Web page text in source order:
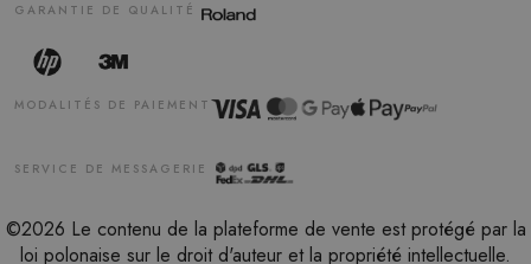
GARANTIE DE QUALITÉ
SERVICE DE MESSAGERIE
MODALITÉS DE PAIEMENT
©2026 Le contenu de la plateforme de vente est protégé par la
loi polonaise sur le droit d'auteur et la propriété intellectuelle.